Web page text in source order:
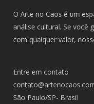
O Arte no Caos é um
análise cultural. Se você
com qualquer valor,
Entre em contato
São Paulo/SP- Brasil